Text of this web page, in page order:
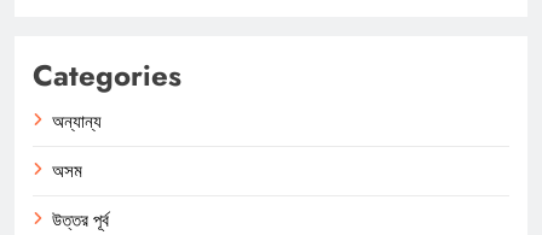
Categories
অন্যান্য
অসম
উত্তর পূর্ব